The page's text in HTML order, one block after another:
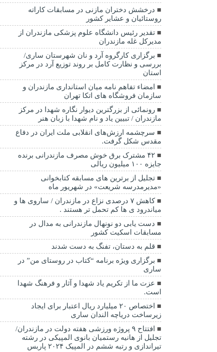
درخشش دختران مازنی در مسابقات کاراته
روستائیان و عشایر کشور
تقدیر رئیس دانشگاه علوم پزشکی مازندران از
مدیرکل غله مازندران
برگزاری کارگروه آرد و نان شهرستان ساری/
بررسی و نظارت کامل بر روند توزیع آرد در مرکز
استان
امضاء تفاهم نامه میان استانداری مازندران و
سازمان فروشگاه های اتکا تهران
رونمائی از بزرگترین دیوار نگاره شهدا در مرکز
مازندران / تبیین یاد و نام شهدا با زبان هنر
سرچشمه ارزش‌های انقلابی ملت ایران در دفاع
مقدس شکل گرفت.
۴۲ مشترک برق خوش مصرف مازندرانی برنده
جایزه ۱۰۰ میلیون ریالی
تجلیل از برترین های مسابقه کتابخوانی
«مدیرمدرسه شریعت» در شهریور ماه
کاهش ۷ درصدی نزاع در مازندران / ساروی ها و
میاندرود ی ها کم تحمل تر هستند‌ .
دست یابی دو نونهال مازندرانی به مدال در
مسابقات اسکیت کشور
قلم به دستان، تفنگ به دست شدند
برگزاری ویژه برنامه “کتاب در روستای من” در
ساری
عزت ما از تکریم یاد شهدا و آثار و فرهنگ شهدا
است.
اختصاص ۲۰ میلیارد ریال اعتبار برای ایجاد
زیرساخت دریاچه الندان ساری
افتتاح ۹ پروژه ورزشی هفته دولت در مازندران/
تجلیل از هانیه رستمیان بانوی المپیکی در رشته
تیراندازی و رتبه ششم در المپیک ۲۰۲۴ پاربس